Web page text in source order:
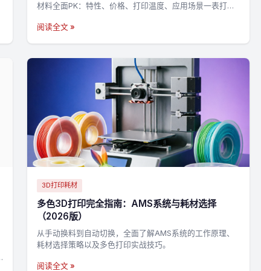
材料全面PK：特性、价格、打印温度、应用场景一表打
阅读全文 »
3D打印耗材
多色3D打印完全指南：AMS系统与耗材选择
（2026版）
从手动换料到自动切换，全面了解AMS系统的工作原理、
耗材选择策略以及多色打印实战技巧。
阅读全文 »